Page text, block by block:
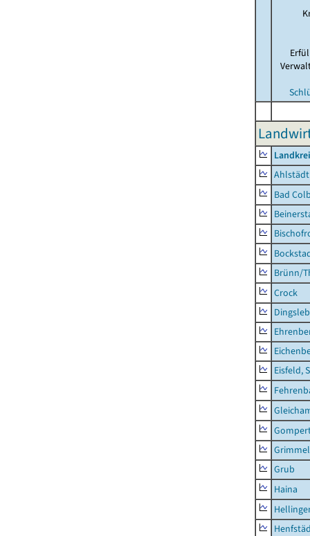
Ahlstädt
Bad
Brünn/
Crock
Eisfeld,
Grub
Haina